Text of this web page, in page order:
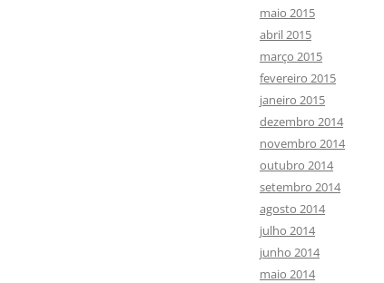
maio 2015
abril 2015
março 2015
fevereiro 2015
janeiro 2015
dezembro 2014
novembro 2014
outubro 2014
setembro 2014
agosto 2014
julho 2014
junho 2014
maio 2014